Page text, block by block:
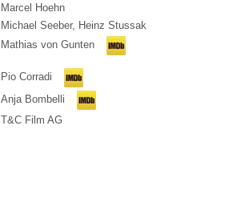
Marcel Hoehn
Michael Seeber, Heinz Stussak
Mathias von Gunten
Pio Corradi
Anja Bombelli
T&C Film AG